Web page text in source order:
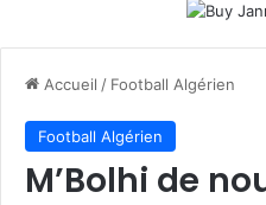
Accueil / Football Algérien
Football Algérien
M’Bolhi de